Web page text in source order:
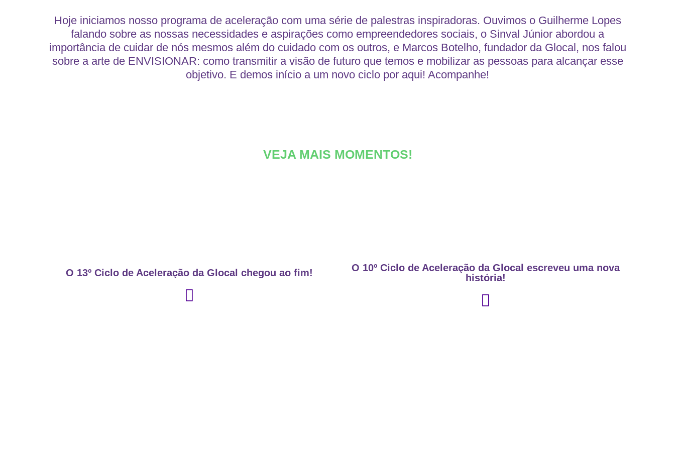
Hoje iniciamos nosso programa de aceleração com uma série de palestras inspiradoras. Ouvimos o Guilherme Lopes
falando sobre as nossas necessidades e aspirações como empreendedores sociais, o Sinval Júnior abordou a
importância de cuidar de nós mesmos além do cuidado com os outros, e Marcos Botelho, fundador da Glocal, nos falou
sobre a arte de ENVISIONAR: como transmitir a visão de futuro que temos e mobilizar as pessoas para alcançar esse
objetivo. E demos início a um novo ciclo por aqui! Acompanhe!
VEJA MAIS MOMENTOS!
O 13º Ciclo de Aceleração da Glocal chegou ao fim!
O 10º Ciclo de Aceleração da Glocal escreveu uma nova
história!